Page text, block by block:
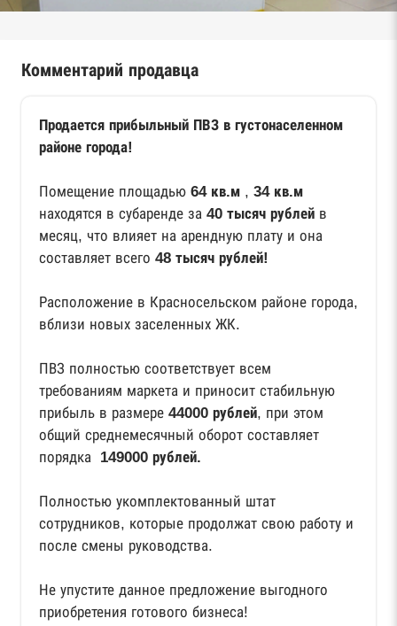
Комментарий продавца
Продается прибыльный ПВЗ в густонаселенном
районе города!
Помещение площадью 64 кв.м , 34 кв.м
находятся в субаренде за 40 тысяч рублей в
месяц, что влияет на арендную плату и она
составляет всего 48 тысяч рублей!
Расположение в Красносельском районе города,
вблизи новых заселенных ЖК.
ПВЗ полностью соответствует всем
требованиям маркета и приносит стабильную
прибыль в размере 44000 рублей, при этом
общий среднемесячный оборот составляет
порядка 149000 рублей.
Полностью укомплектованный штат
сотрудников, которые продолжат свою работу и
после смены руководства.
Не упустите данное предложение выгодного
приобретения готового бизнеса!